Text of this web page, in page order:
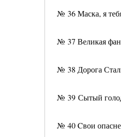
№ 36 Маска, я
№ 37 Великая
№ 38 Дорога
№ 39 Сытый
№ 40 Cвои